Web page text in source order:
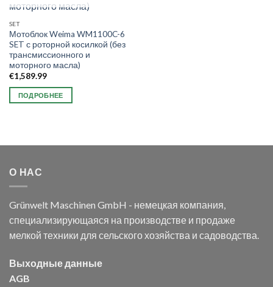
SET
Мотоблок Weima WM1100C-6
SET с роторной косилкой (без
трансмиссионного и
моторного масла)
€1,589.99
ПОДРОБНЕЕ
О НАС
Grünwelt Maschinen GmbH - немецкая компания,
специализирующаяся на производстве и продаже
мелкой техники для сельского хозяйства и садоводства.
Выходные данные
AGB